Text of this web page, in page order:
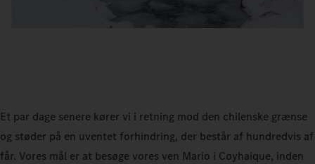
Et par dage senere kører vi i retning mod den chilenske grænse
og støder på en uventet forhindring, der består af hundredvis af
får. Vores mål er at besøge vores ven Mario i Coyhaique, inden